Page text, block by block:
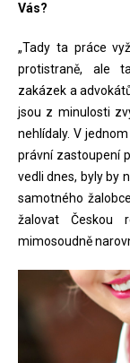
Vás?
„Tady ta práce
protistraně, ale
zakázek a
jsou z minulosti
nehlídaly. V
právní zastoupení
vedli dnes, byly by
samotného
žalovat Českou
mimosoudně